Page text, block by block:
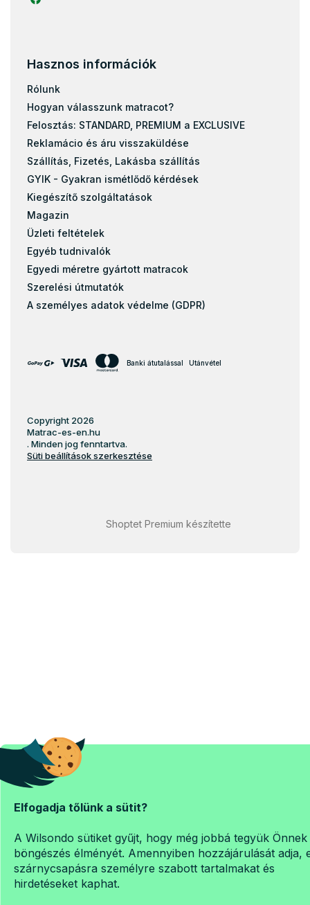
Elfogadja tőlünk a sütit?
A Wilsondo sütiket gyűjt, hogy még jobbá tegyük Önnek
böngészés élményét. Amennyiben hozzájárulását adja,
szárnycsapásra személyre szabott tartalmakat és
hirdetéseket kaphat.
Hasznos információk
Rólunk
Hogyan válasszunk matracot?
Felosztás: STANDARD, PREMIUM a EXCLUSIVE
Reklamácio és áru visszaküldése
Szállítás, Fizetés, Lakásba szállítás
GYIK - Gyakran ismétlődő kérdések
Kiegészítő szolgáltatások
Magazin
Üzleti feltételek
Egyéb tudnivalók
Egyedi méretre gyártott matracok
Szerelési útmutatók
A személyes adatok védelme (GDPR)
Banki átutalással Utánvétel
Shoptet Premium készítette
Copyright 2026
Matrac-es-en.hu
. Minden jog fenntartva.
Süti beállítások szerkesztése